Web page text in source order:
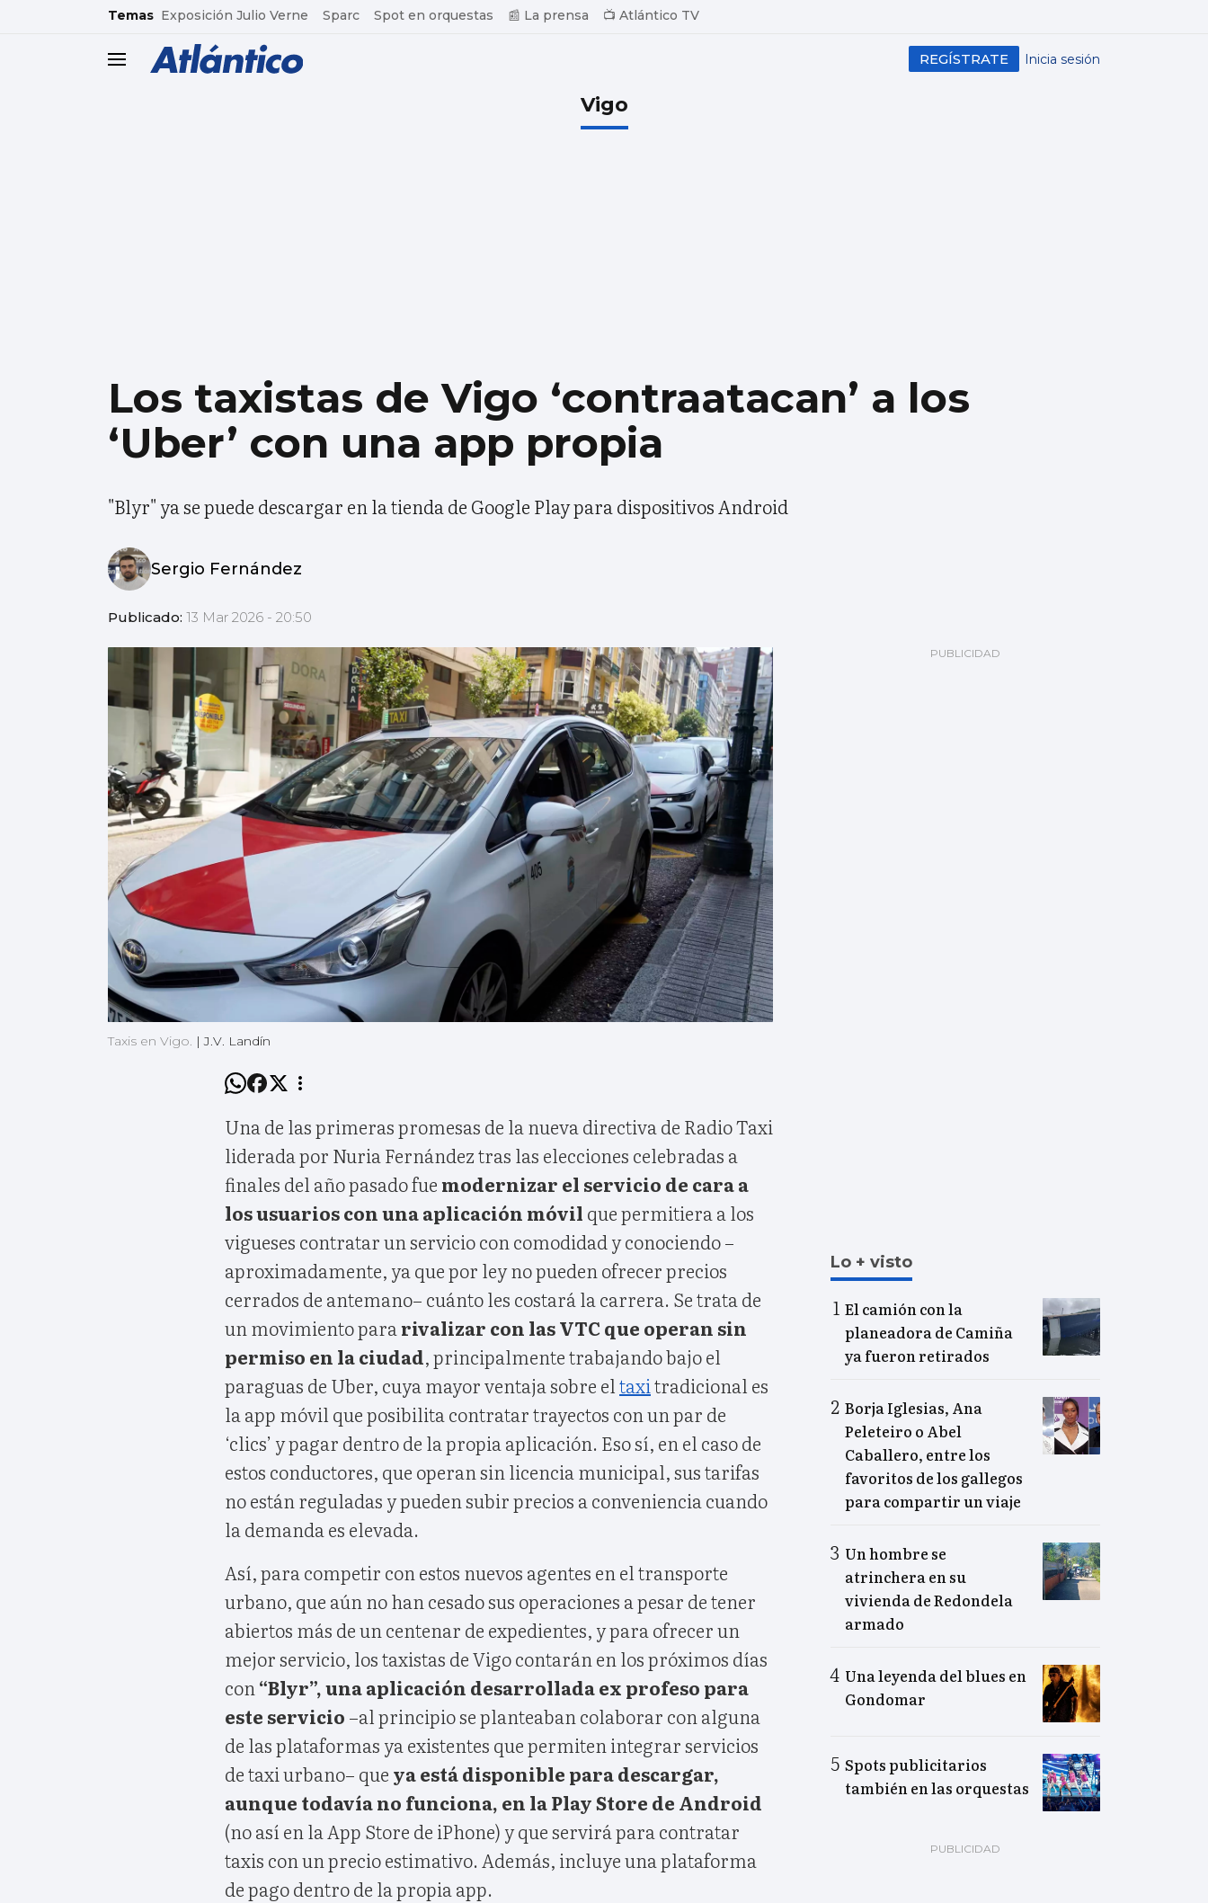
common.go-to-content
Temas Exposición Julio Verne Sparc Spot en orquestas 📰 La prensa 📺 Atlántico TV
header.menu.open Inicia sesión
REGÍSTRATE
Vigo
Los taxistas de Vigo ‘contraatacan’ a los
‘Uber’ con una app propia
"Blyr" ya se puede descargar en la tienda de Google Play para dispositivos Android
Sergio Fernández
Publicado: 13 Mar 2026 - 20:50
Taxis en Vigo. |J.V. Landín
Una de las primeras promesas de la nueva directiva de Radio Taxi
liderada por Nuria Fernández tras las elecciones celebradas a
finales del año pasado fue modernizar el servicio de cara a
los usuarios con una aplicación móvil que permitiera a los
vigueses contratar un servicio con comodidad y conociendo –
aproximadamente, ya que por ley no pueden ofrecer precios
cerrados de antemano– cuánto les costará la carrera. Se trata de
un movimiento para rivalizar con las VTC que operan sin
permiso en la ciudad, principalmente trabajando bajo el
paraguas de Uber, cuya mayor ventaja sobre el taxi tradicional es
la app móvil que posibilita contratar trayectos con un par de
‘clics’ y pagar dentro de la propia aplicación. Eso sí, en el caso de
estos conductores, que operan sin licencia municipal, sus tarifas
no están reguladas y pueden subir precios a conveniencia cuando
la demanda es elevada.
Así, para competir con estos nuevos agentes en el transporte
urbano, que aún no han cesado sus operaciones a pesar de tener
abiertos más de un centenar de expedientes, y para ofrecer un
mejor servicio, los taxistas de Vigo contarán en los próximos días
con “Blyr”, una aplicación desarrollada ex profeso para
este servicio –al principio se planteaban colaborar con alguna
de las plataformas ya existentes que permiten integrar servicios
de taxi urbano– que ya está disponible para descargar,
aunque todavía no funciona, en la Play Store de Android
(no así en la App Store de iPhone) y que servirá para contratar
taxis con un precio estimativo. Además, incluye una plataforma
de pago dentro de la propia app.
Lo + visto
El camión con la
planeadora de Camiña
ya fueron retirados
Borja Iglesias, Ana
Peleteiro o Abel
Caballero, entre los
favoritos de los gallegos
para compartir un viaje
Un hombre se
atrinchera en su
vivienda de Redondela
armado
Una leyenda del blues en
Gondomar
Spots publicitarios
también en las orquestas